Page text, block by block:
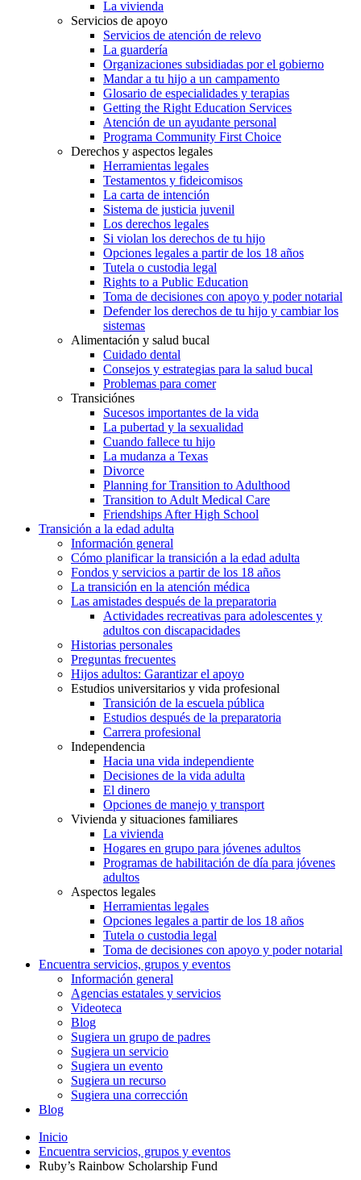
La vivienda
Servicios de apoyo
Servicios de atención de relevo
La guardería
Organizaciones subsidiadas por el gobierno
Mandar a tu hijo a un campamento
Glosario de especialidades y terapias
Getting the Right Education Services
Atención de un ayudante personal
Programa Community First Choice
Derechos y aspectos legales
Herramientas legales
Testamentos y fideicomisos
La carta de intención
Sistema de justicia juvenil
Los derechos legales
Si violan los derechos de tu hijo
Opciones legales a partir de los 18 años
Tutela o custodia legal
Rights to a Public Education
Toma de decisiones con apoyo y poder notarial
Defender los derechos de tu hijo y cambiar los
sistemas
Alimentación y salud bucal
Cuidado dental
Consejos y estrategias para la salud bucal
Problemas para comer
Transiciónes
Sucesos importantes de la vida
La pubertad y la sexualidad
Cuando fallece tu hijo
La mudanza a Texas
Divorce
Planning for Transition to Adulthood
Transition to Adult Medical Care
Friendships After High School
Transición a la edad adulta
Información general
Cómo planificar la transición a la edad adulta
Fondos y servicios a partir de los 18 años
La transición en la atención médica
Las amistades después de la preparatoria
Actividades recreativas para adolescentes y
adultos con discapacidades
Historias personales
Preguntas frecuentes
Hijos adultos: Garantizar el apoyo
Estudios universitarios y vida profesional
Transición de la escuela pública
Estudios después de la preparatoria
Carrera profesional
Independencia
Hacia una vida independiente
Decisiones de la vida adulta
El dinero
Opciones de manejo y transport
Vivienda y situaciones familiares
La vivienda
Hogares en grupo para jóvenes adultos
Programas de habilitación de día para jóvenes
adultos
Aspectos legales
Herramientas legales
Opciones legales a partir de los 18 años
Tutela o custodia legal
Toma de decisiones con apoyo y poder notarial
Encuentra servicios, grupos y eventos
Información general
Agencias estatales y servicios
Videoteca
Blog
Sugiera un grupo de padres
Sugiera un servicio
Sugiera un evento
Sugiera un recurso
Sugiera una corrección
Blog
Inicio
Encuentra servicios, grupos y eventos
Ruby’s Rainbow Scholarship Fund